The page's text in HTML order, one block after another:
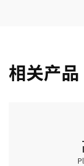
相关产品